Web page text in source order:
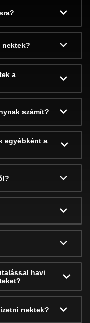
nektek?
a
számít?
egyébként a
havi
nektek?